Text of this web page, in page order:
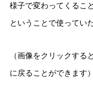
様子で変わってくるこ
ということで使ってい
（画像をクリックする
に戻ることができます）